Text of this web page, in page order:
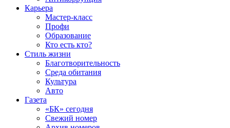
Карьера
Мастер-класс
Профи
Образование
Кто есть кто?
Стиль жизни
Благотворительность
Среда обитания
Культура
Авто
Газета
«БК» сегодня
Свежий номер